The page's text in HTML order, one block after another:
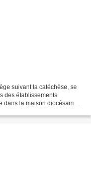
suivant la catéchèse, se
des établissements
dans la maison diocésaine